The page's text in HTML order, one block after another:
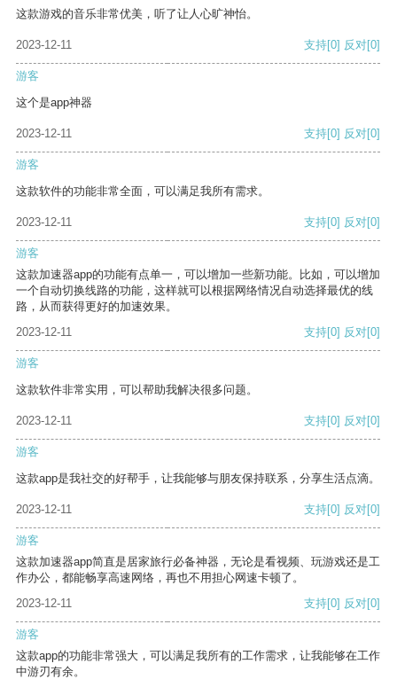
这款游戏的音乐非常优美，听了让人心旷神怡。
2023-12-11 支持[0] 反对[0]
游客
这个是app神器
2023-12-11 支持[0] 反对[0]
游客
这款软件的功能非常全面，可以满足我所有需求。
2023-12-11 支持[0] 反对[0]
游客
这款加速器app的功能有点单一，可以增加一些新功能。比如，可以增加
一个自动切换线路的功能，这样就可以根据网络情况自动选择最优的线
路，从而获得更好的加速效果。
2023-12-11
支持[0] 反对[0]
游客
这款软件非常实用，可以帮助我解决很多问题。
2023-12-11 支持[0] 反对[0]
游客
这款app是我社交的好帮手，让我能够与朋友保持联系，分享生活点滴。
2023-12-11 支持[0] 反对[0]
游客
这款加速器app简直是居家旅行必备神器，无论是看视频、玩游戏还是工
作办公，都能畅享高速网络，再也不用担心网速卡顿了。
2023-12-11
支持[0] 反对[0]
游客
这款app的功能非常强大，可以满足我所有的工作需求，让我能够在工作
中游刃有余。